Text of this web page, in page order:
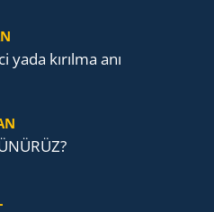
yada kırılma anı